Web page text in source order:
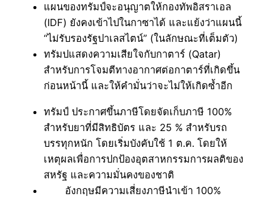
แผนของทรัมป์จะอนุญาตให้กองทัพอิสราเอล
(IDF) ยังคงเข้าไปในกาซาได้ และแย้งว่าแผนนี้
“ไม่รับรองรัฐปาเลสไตน์” (ในลักษณะที่เต็มตัว)
ทรัมปแสดงความเสียใจกับกาตาร์ (Qatar)
สำหรับการโจมตีทางอากาศต่อกาตาร์ที่เกิดขึ้น
ก่อนหน้านี้ และให้คำมั่นว่าจะไม่ให้เกิดซ้ำอีก
ทรัมป์ ประกาศขึ้นภาษีโดยจัดเก็บภาษี 100%
สำหรับยาที่มีสิทธิบัตร และ 25 % สำหรับรถ
บรรทุกหนัก โดยเริ่มบังคับใช้ 1 ต.ค. โดยให้
เหตุผลเพื่อการปกป้องอุตสาหกรรมการผลติของ
สหรัฐ และความมั่นคงของชาติ
อังกฤษมีความเสี่ยงภาษีนำเข้า 100%